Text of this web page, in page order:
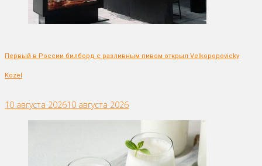
Первый в России билборд с разливным пивом открыл Velkopopovicky
Kozel
10 августа 202610 августа 2026